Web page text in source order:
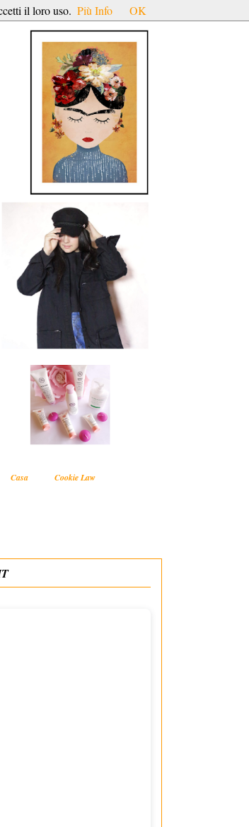
Casa
Cookie Law
il loro uso. Più Info OK